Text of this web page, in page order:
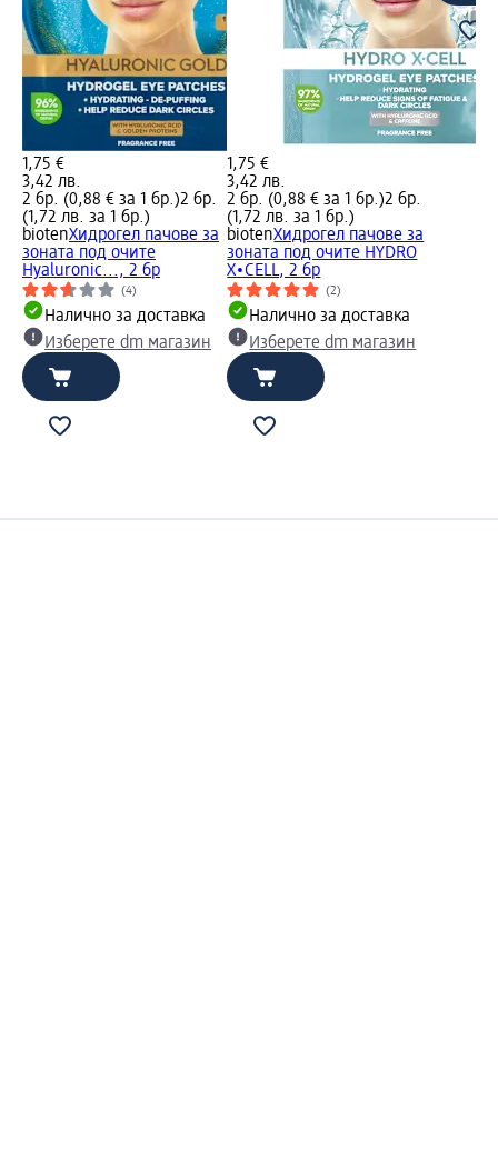
1,75 €
3,42 лв.
2 бр. (0,88 € за 1 бр.)2 бр.
(1,72 лв. за 1 бр.)
biotenХидрогел пачове за
зоната под очите
Hyaluronic..., 2 бр
(4)
Налично за доставка
Изберете dm магазин
1,75 €
3,42 лв.
2 бр. (0,88 € за 1 бр.)2 бр.
(1,72 лв. за 1 бр.)
biotenХидрогел пачове за
зоната под очите HYDRO
X∙CELL, 2 бр
(2)
Налично за доставка
Изберете dm магазин